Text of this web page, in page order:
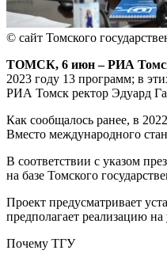
© сайт Томского
ТОМСК, 6 июн – РИА
2023 году 13 программ; в
РИА Томск ректор Эдуард
Как сообщалось ранее, в
Вместо международного
В соответствии с указом
на базе Томского
Проект предусматривает
предполагает реализацию
Почему ТГУ